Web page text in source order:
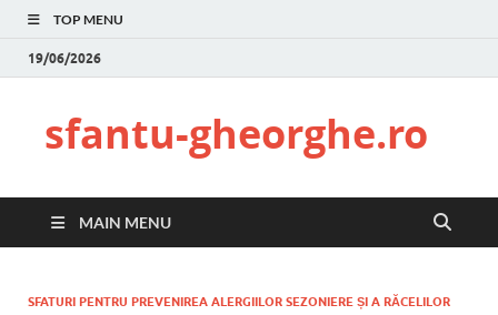
TOP MENU
19/06/2026
sfantu-gheorghe.ro
MAIN MENU
SFATURI PENTRU PREVENIREA ALERGIILOR SEZONIERE ȘI A RĂCELILOR